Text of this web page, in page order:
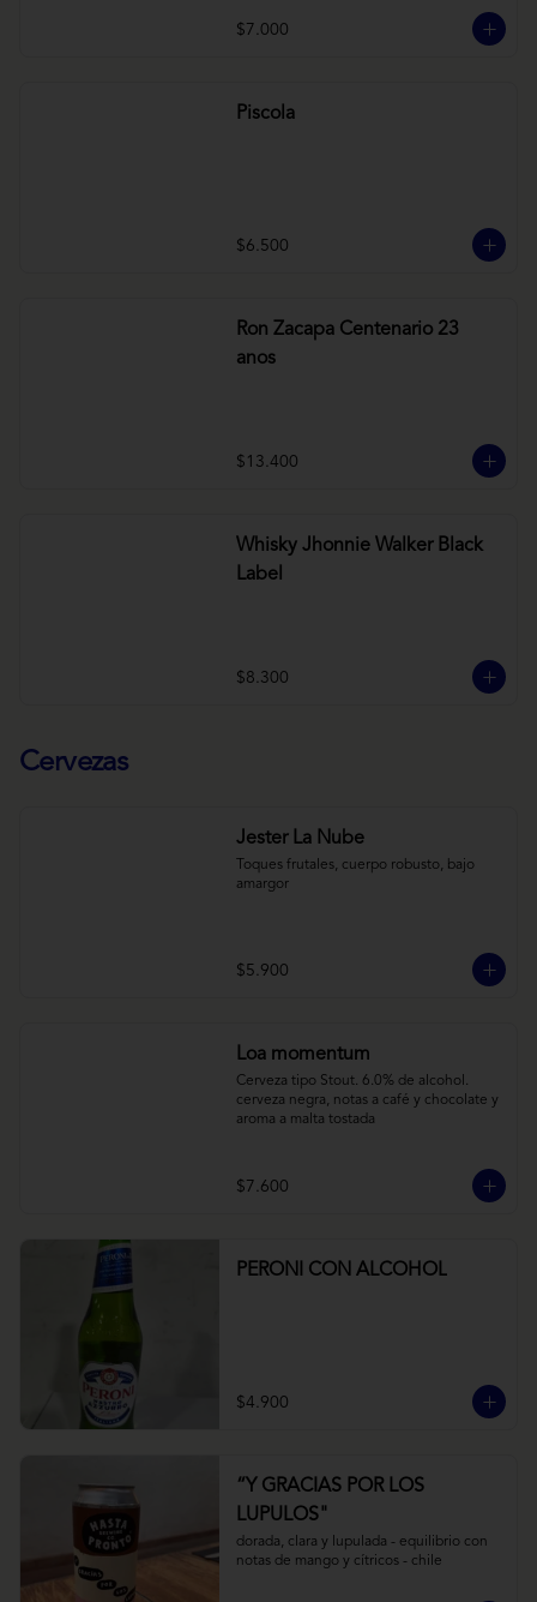
$7.000
Piscola
$6.500
Ron Zacapa Centenario 23
anos
$13.400
Whisky Jhonnie Walker Black
Label
$8.300
Cervezas
Jester La Nube
Toques frutales, cuerpo robusto, bajo
amargor
$5.900
Loa momentum
Cerveza tipo Stout. 6.0% de alcohol.
cerveza negra, notas a café y chocolate y
aroma a malta tostada
$7.600
PERONI CON ALCOHOL
$4.900
“Y GRACIAS POR LOS
LUPULOS"
dorada, clara y lupulada - equilibrio con
notas de mango y cítricos - chile